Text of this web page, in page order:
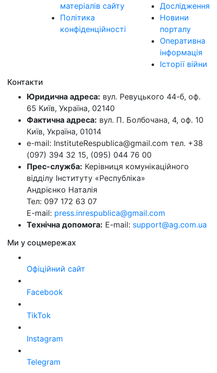
матеріалів сайту
Політика
конфіденційності
Дослідження
Новини
порталу
Оперативна
інформація
Історії війни
Контакти
Юридична адреса: вул. Ревуцького 44-б, оф.
65 Київ, Україна, 02140
Фактична адреса: вул. П. Болбочана, 4, оф. 10
Київ, Україна, 01014
e-mail: InstituteRespublica@gmail.com тел. +38
(097) 394 32 15, (095) 044 76 00
Прес-служба: Керівниця комунікаційного
відділу Інституту «Республіка»
Андрієнко Наталія
Тел: 097 172 63 07
E-mail: press.inrespublica@gmail.com
Технічна допомога: E-mail: support@ag.com.ua
Ми у соцмережах
Офіційний сайт
Facebook
TikTok
Instagram
Telegram